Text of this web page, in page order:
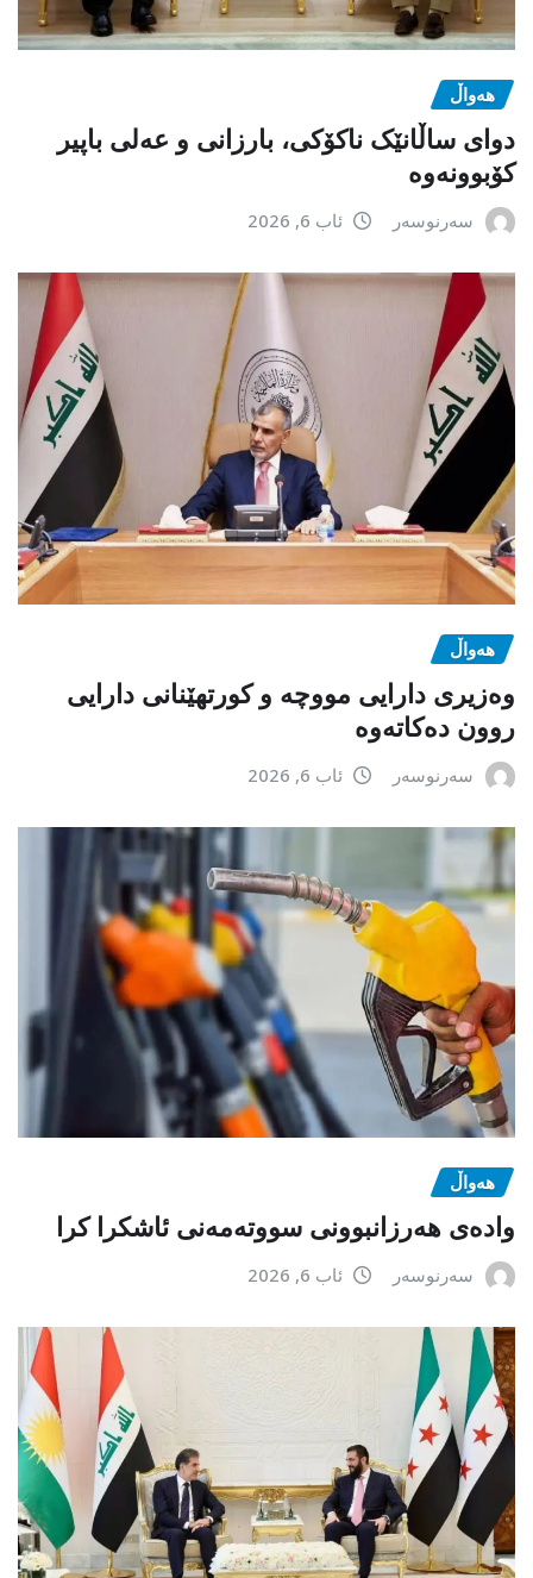
هەواڵ
دوای ساڵانێک ناکۆکی، بارزانی و عەلی باپیر
کۆبوونەوە
سەرنوسەر ئاب 6, 2026
هەواڵ
وەزیری دارایی مووچە و کورتهێنانی دارایی
روون دەکاتەوە
سەرنوسەر ئاب 6, 2026
هەواڵ
وادەی هەرزانبوونی سووتەمەنی ئاشکرا کرا
سەرنوسەر ئاب 6, 2026